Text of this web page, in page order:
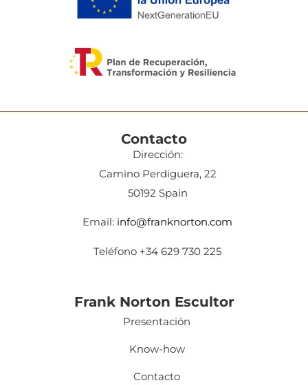
Contacto
Dirección:
Camino Perdiguera, 22
50192 Spain
Email: info@franknorton.com
Teléfono +34 629 730 225
Frank Norton Escultor
Presentación
Know-how
Contacto